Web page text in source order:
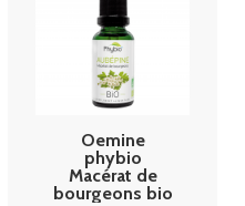
Oemine
phybio
Macérat de
bourgeons bio